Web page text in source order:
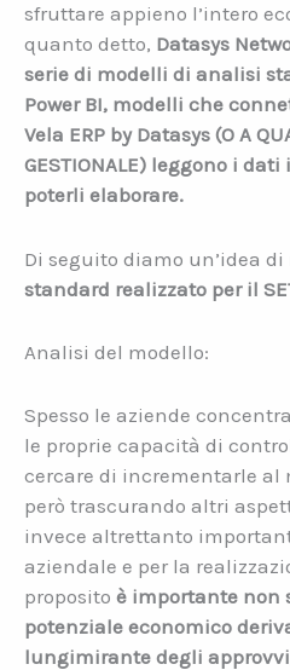
sfruttare appieno l’intero
quanto detto, Datasys
serie di modelli di analisi
Power BI, modelli che
Vela ERP by Datasys (O A
GESTIONALE) leggono i
poterli elaborare.
Di seguito diamo un’idea
standard realizzato per il
Analisi del modello:
Spesso le aziende
le proprie capacità di
cercare di incrementarle al
però trascurando altri
invece altrettanto
aziendale e per la
proposito è importante non
potenziale economico
lungimirante degli